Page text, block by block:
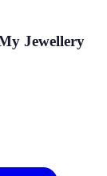
Jewellery